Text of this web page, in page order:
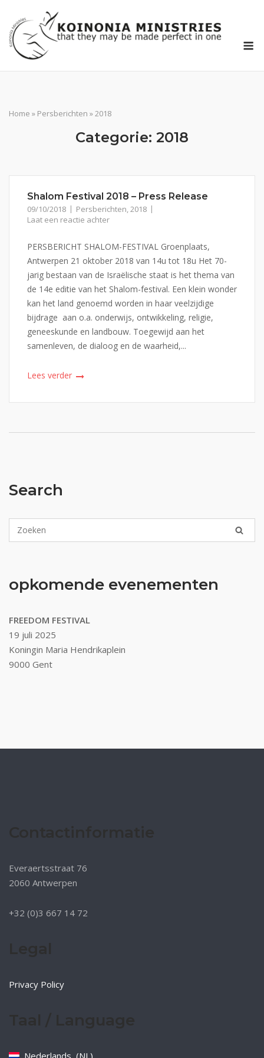
naar
de
inhoud
Home » Persberichten »2018
Categorie: 2018
Shalom Festival 2018 – Press Release
09/10/2018 Persberichten,2018
Laat een reactie achter
PERSBERICHT SHALOM-FESTIVAL Groenplaats,
Antwerpen 21 oktober 2018 van 14u tot 18u Het 70-
jarig bestaan van de Israëlische staat is het thema van
de 14e editie van het Shalom-festival. Een klein wonder
kan het land genoemd worden in haar veelzijdige
bijdrage aan o.a. onderwijs, ontwikkeling, religie,
geneeskunde en landbouw. Toegewijd aan het
samenleven, de dialoog en de waarheid,...
Lees verder
Search
opkomende evenementen
FREEDOM FESTIVAL
19 juli 2025
Koningin Maria Hendrikaplein
9000 Gent
Everaertsstraat 76
2060 Antwerpen
+32 (0)3 667 14 72
Privacy Policy